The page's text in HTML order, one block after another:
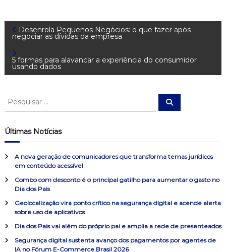
N
a
v
e
g
a
d
Desenrola Pequenos Negócios: o que fazer após
negociar as dívidas da empresa
5 formas para alavancar a experiência do consumidor
usando dados
P
q
u
s
r
o
:
P
s
r
Últimas Notícias
A nova geração de comunicadores que transforma temas jurídicos
em conteúdo acessível
Combo com desconto é o principal gatilho para aumentar o gasto no
Dia dos Pais
Geolocalização vira ponto crítico na segurança digital e acende alerta
sobre uso de aplicativos
Dia dos Pais vai além do próprio pai e amplia a rede de presenteados
Segurança digital sustenta avanço dos pagamentos por agentes de
IA no Fórum E-Commerce Brasil 2026